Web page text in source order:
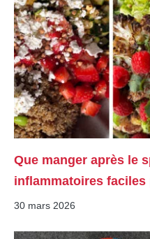
Que manger après le
inflammatoires faciles
30 mars 2026